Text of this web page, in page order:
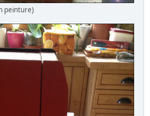
peinture)